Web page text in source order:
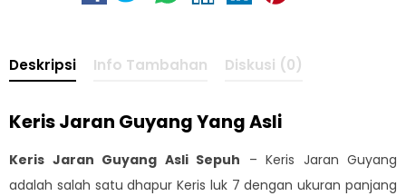
Deskripsi Info Tambahan Diskusi (0)
Keris Jaran Guyang Yang Asli
Keris Jaran Guyang Asli Sepuh – Keris Jaran Guyang
adalah salah satu dhapur Keris luk 7 dengan ukuran panjang